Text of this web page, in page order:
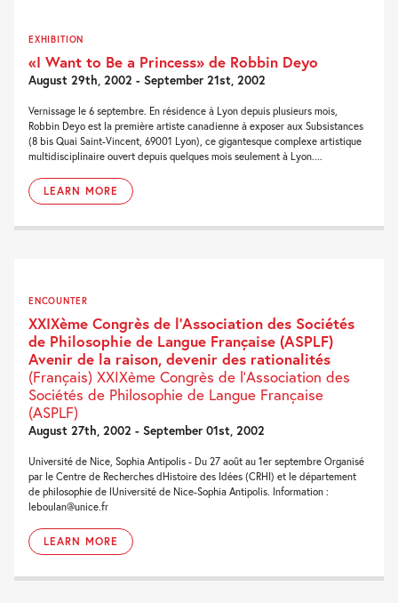
EXHIBITION
«I Want to Be a Princess» de Robbin Deyo
August 29th, 2002 - September 21st, 2002
Vernissage le 6 septembre. En résidence à Lyon depuis plusieurs mois,
Robbin Deyo est la première artiste canadienne à exposer aux Subsistances
(8 bis Quai Saint-Vincent, 69001 Lyon), ce gigantesque complexe artistique
multidisciplinaire ouvert depuis quelques mois seulement à Lyon....
LEARN MORE
ENCOUNTER
XXIXème Congrès de l’Association des Sociétés
de Philosophie de Langue Française (ASPLF)
Avenir de la raison, devenir des rationalités
(Français) XXIXème Congrès de l’Association des
Sociétés de Philosophie de Langue Française
(ASPLF)
August 27th, 2002 - September 01st, 2002
Université de Nice, Sophia Antipolis - Du 27 août au 1er septembre Organisé
par le Centre de Recherches dHistoire des Idées (CRHI) et le département
de philosophie de lUniversité de Nice-Sophia Antipolis. Information :
leboulan@unice.fr
LEARN MORE